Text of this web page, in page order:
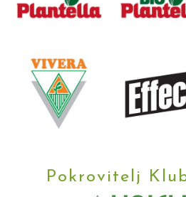
Pokrovitelj